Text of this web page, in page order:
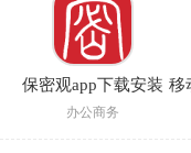
保密观app下载安装
办公商务
移